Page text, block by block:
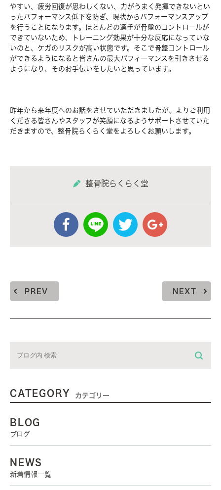
やすい、疲労回復が思わしくない、力がうまく発揮できないとい
ったパフォーマンス低下を防ぎ、現状からパフォーマンスアップ
を行うことになります。ほとんどの選手が骨盤のコントロールが
できていないため、トレーニング効果が十分な反応になっていな
いのと、ケガのリスクが高い状態です。そこで骨盤コントロール
ができるようになると皆さんの最大パフィーマンスを引きさせる
ようになり、そのお手伝いをしたいと思っています。
昨年から来年度へのお話をさせていただきましたが、よりご利用
くださる皆さんやスタッフが笑顔になるようサポートさせていた
だきますので、整骨院らくらく堂をよろしくお願いします。
整骨院らくらく堂
PREV NEXT
CATEGORY カテゴリー
BLOG
ブログ
NEWS
新着情報一覧